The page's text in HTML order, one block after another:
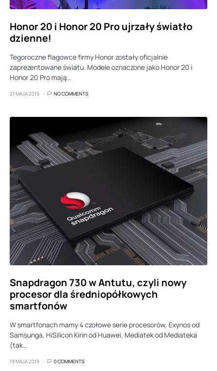
Honor 20 i Honor 20 Pro ujrzały światło
dzienne!
Tegoroczne flagowce firmy Honor zostały oficjalnie
zaprezentowane światu. Modele oznaczone jako Honor 20 i
Honor 20 Pro mają…
21 MAJA 2019 NO COMMENTS
Snapdragon 730 w Antutu, czyli nowy
procesor dla średniopółkowych
smartfonów
W smartfonach mamy 4 czołowe serie procesorów, Exynos od
Samsunga, HiSilicon Kirin od Huawei, Mediatek od Mediateka
(tak…
19 MAJA 2019 0 COMMENTS